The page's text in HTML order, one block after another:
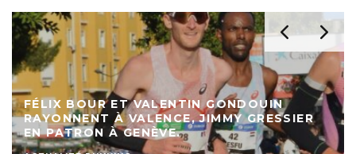
FÉLIX BOUR ET VALENTIN GONDOUIN
RAYONNENT À VALENCE, JIMMY GRESSIER
EN PATRON À GENÈVE.